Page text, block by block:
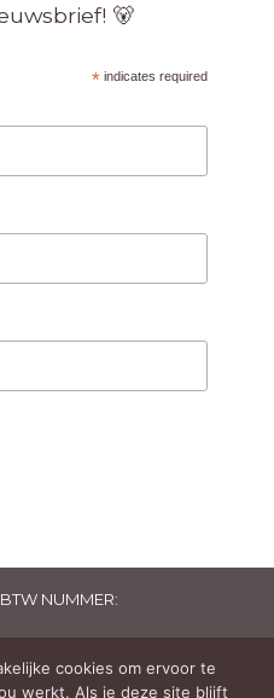
🐻
* indicates required
BTW NUMMER:
cookies om ervoor te
werkt. Als je deze site blijft